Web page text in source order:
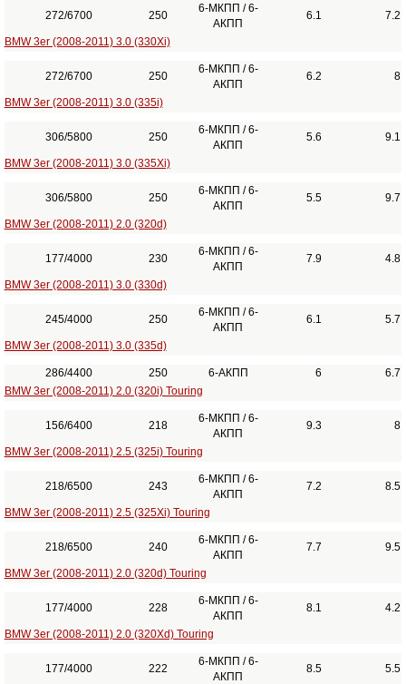
272/6700 250
6-МКПП / 6-
АКПП
6.1 7.2
BMW 3er (2008-2011) 3.0 (330Xi)
272/6700 250
6-МКПП / 6-
АКПП
6.2 8
BMW 3er (2008-2011) 3.0 (335i)
306/5800 250
6-МКПП / 6-
АКПП
5.6 9.1
BMW 3er (2008-2011) 3.0 (335Xi)
306/5800 250
6-МКПП / 6-
АКПП
5.5 9.7
BMW 3er (2008-2011) 2.0 (320d)
177/4000 230
6-МКПП / 6-
АКПП
7.9 4.8
BMW 3er (2008-2011) 3.0 (330d)
245/4000 250
6-МКПП / 6-
АКПП
6.1 5.7
BMW 3er (2008-2011) 3.0 (335d)
286/4400 250 6-АКПП 6
6.7
BMW 3er (2008-2011) 2.0 (320i) Touring
156/6400 218
6-МКПП / 6-
АКПП
9.3 8
BMW 3er (2008-2011) 2.5 (325i) Touring
218/6500 243
6-МКПП / 6-
АКПП
7.2 8.5
BMW 3er (2008-2011) 2.5 (325Xi) Touring
218/6500 240
6-МКПП / 6-
АКПП
7.7 9.5
BMW 3er (2008-2011) 2.0 (320d) Touring
177/4000 228
6-МКПП / 6-
АКПП
8.1 4.2
BMW 3er (2008-2011) 2.0 (320Xd) Touring
177/4000 222
6-МКПП / 6-
АКПП
8.5 5.5